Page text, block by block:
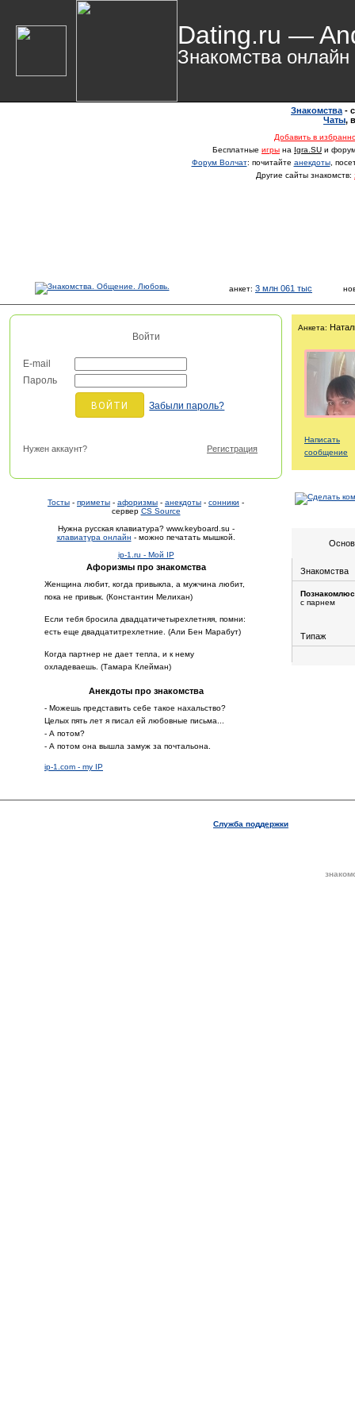
Dating.ru —
Знакомства онлайн
Знакомства -
Чаты,
Добавить в
Бесплатные игры на Igra.SU и
Форум Волчат: почитайте анекдоты,
Другие сайты знакомств:
анкет: 3 млн 061 тыс
Войти
E-mail
Пароль
Забыли пароль?
Нужен аккаунт? Регистрация
Тосты - приметы - афоризмы - анекдоты - сонники -
сервер CS Source
Нужна русская клавиатура? www.keyboard.su -
клавиатура онлайн - можно печатать мышкой.
ip-1.ru - Мой IP
Афоризмы про знакомства
Женщина любит, когда привыкла, а мужчина любит,
пока не привык. (Константин Мелихан)
Если тебя бросила двадцатичетырехлетняя, помни:
есть еще двадцатитрехлетние. (Али Бен Марабут)
Когда партнер не дает тепла, и к нему
охладеваешь. (Тамара Клейман)
Анекдоты про знакомства
- Можешь представить себе такое нахальство?
Целых пять лет я писал ей любовные письма...
- А потом?
- А потом она вышла замуж за почтальона.
ip-1.com - my IP
Анкета:
Написать
сообщение
Знакомства
с парнем
Типаж
Служба поддержки